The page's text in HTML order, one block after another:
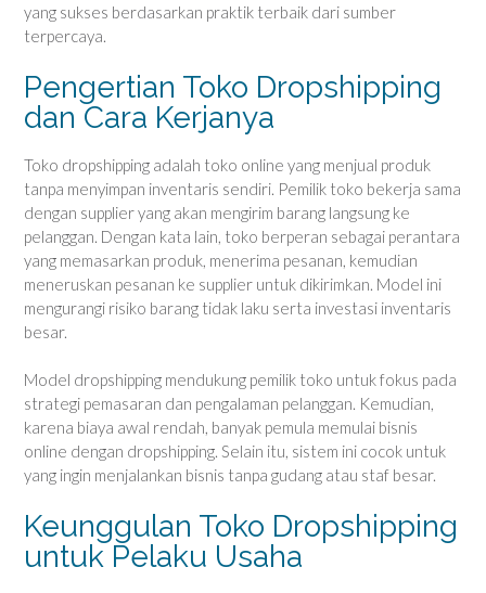
yang sukses berdasarkan praktik terbaik dari sumber
terpercaya.
Pengertian Toko Dropshipping
dan Cara Kerjanya
Toko dropshipping adalah toko online yang menjual produk
tanpa menyimpan inventaris sendiri. Pemilik toko bekerja sama
dengan supplier yang akan mengirim barang langsung ke
pelanggan. Dengan kata lain, toko berperan sebagai perantara
yang memasarkan produk, menerima pesanan, kemudian
meneruskan pesanan ke supplier untuk dikirimkan. Model ini
mengurangi risiko barang tidak laku serta investasi inventaris
besar.
Model dropshipping mendukung pemilik toko untuk fokus pada
strategi pemasaran dan pengalaman pelanggan. Kemudian,
karena biaya awal rendah, banyak pemula memulai bisnis
online dengan dropshipping. Selain itu, sistem ini cocok untuk
yang ingin menjalankan bisnis tanpa gudang atau staf besar.
Keunggulan Toko Dropshipping
untuk Pelaku Usaha